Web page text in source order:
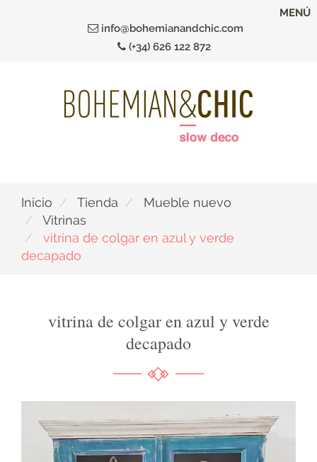
info@bohemianandchic.com
(+34) 626 122 872
MENÚ
Inicio Tienda
Mueble nuevo
Vitrinas
vitrina de colgar en azul y verde
decapado
vitrina de colgar en azul y verde
decapado